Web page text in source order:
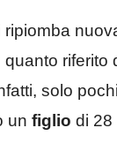
ripiomba
riferito
solo
un figlio di 28